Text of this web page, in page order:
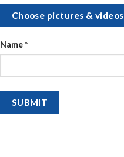
Choose pictures & videos
Name*